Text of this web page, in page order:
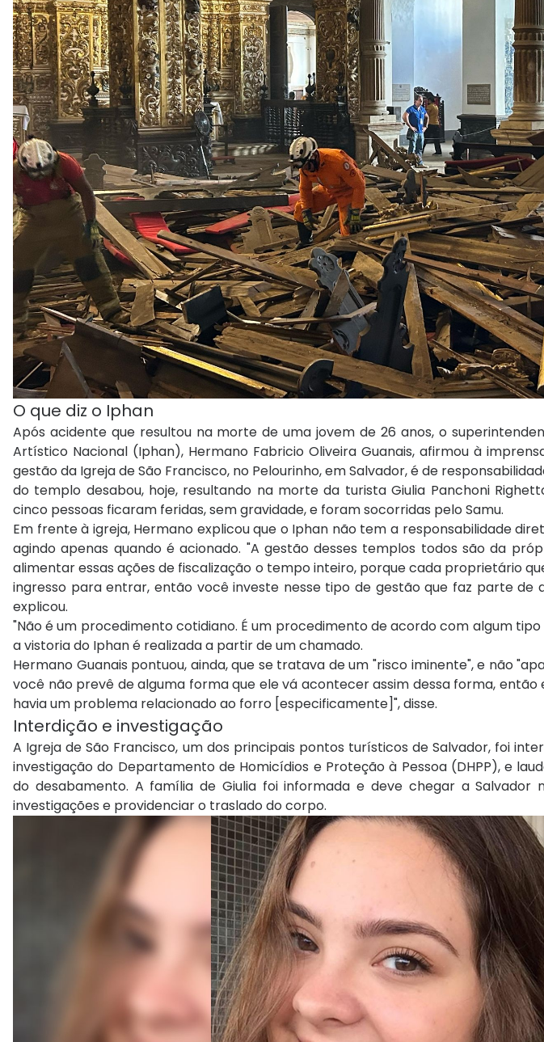
O que diz o Iphan
Após acidente que resultou na morte de uma jovem de 26 anos, o
Artístico Nacional (Iphan), Hermano Fabricio Oliveira Guanais, afirmou à
gestão da Igreja de São Francisco, no Pelourinho, em Salvador, é de
do templo desabou, hoje, resultando na morte da turista Giulia Panchoni
cinco pessoas ficaram feridas, sem gravidade, e foram socorridas pelo Samu.
Em frente à igreja, Hermano explicou que o Iphan não tem a responsabilidade
agindo apenas quando é acionado. "A gestão desses templos todos são da
alimentar essas ações de fiscalização o tempo inteiro, porque cada proprietário
ingresso para entrar, então você investe nesse tipo de gestão que faz parte de
explicou.
"Não é um procedimento cotidiano. É um procedimento de acordo com algum
a vistoria do Iphan é realizada a partir de um chamado.
Hermano Guanais pontuou, ainda, que se tratava de um "risco iminente", e não
você não prevê de alguma forma que ele vá acontecer assim dessa forma,
havia um problema relacionado ao forro [especificamente]", disse.
Interdição e investigação
A Igreja de São Francisco, um dos principais pontos turísticos de Salvador, foi
investigação do Departamento de Homicídios e Proteção à Pessoa (DHPP), e
do desabamento. A família de Giulia foi informada e deve chegar a Salvador
investigações e providenciar o traslado do corpo.